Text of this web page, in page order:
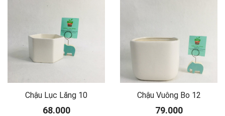
Chậu Lục Lăng 10
68.000
Chậu Vuông Bo 12
79.000